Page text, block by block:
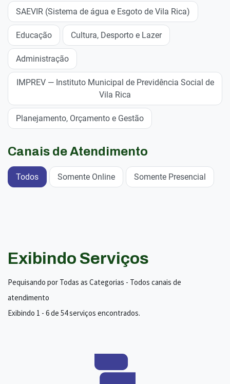
SAEVIR (Sistema de água e Esgoto de Vila Rica)
Educação Cultura, Desporto e Lazer
Administração
IMPREV — Instituto Municipal de Previdência Social de
Vila Rica
Planejamento, Orçamento e Gestão
Canais de Atendimento
Todos Somente Online Somente Presencial
Exibindo Serviços
Pequisando por Todas as Categorias - Todos canais de
atendimento
Exibindo 1 - 6 de 54 serviços encontrados.